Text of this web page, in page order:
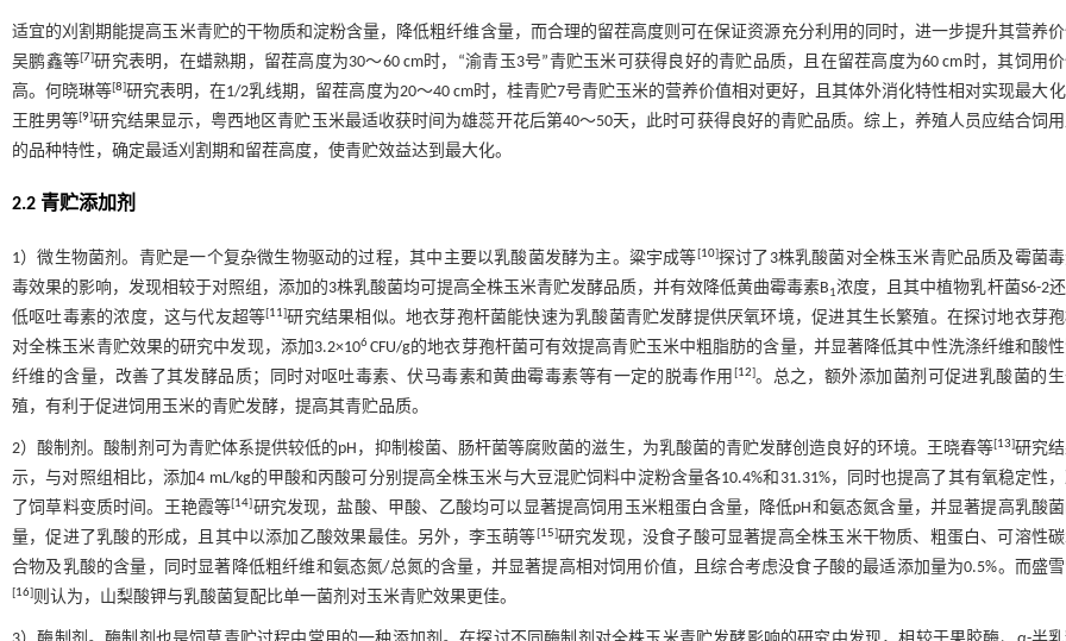
适宜的刈割期能提高玉米青贮的干物质和淀粉含量，降低粗纤维含量，而合理的留茬高度则可在保证资源充分利用的同时，进一步提升其营养价
吴鹏鑫等[7]研究表明，在蜡熟期，留茬高度为30～60 cm时，“渝青玉3号”青贮玉米可获得良好的青贮品质，且在留茬高度为60 cm时，其饲用
高。何晓琳等[8]研究表明，在1/2乳线期，留茬高度为20～40 cm时，桂青贮7号青贮玉米的营养价值相对更好，且其体外消化特性相对实现最大
王胜男等[9]研究结果显示，粤西地区青贮玉米最适收获时间为雄蕊开花后第40～50天，此时可获得良好的青贮品质。综上，养殖人员应结合饲
的品种特性，确定最适刈割期和留茬高度，使青贮效益达到最大化。
2.2 青贮添加剂
1）微生物菌剂。青贮是一个复杂微生物驱动的过程，其中主要以乳酸菌发酵为主。粱宇成等[10]探讨了3株乳酸菌对全株玉米青贮品质及霉菌
毒效果的影响，发现相较于对照组，添加的3株乳酸菌均可提高全株玉米青贮发酵品质，并有效降低黄曲霉毒素B1浓度，且其中植物乳杆菌S6-2
低呕吐毒素的浓度，这与代友超等[11]研究结果相似。地衣芽孢杆菌能快速为乳酸菌青贮发酵提供厌氧环境，促进其生长繁殖。在探讨地衣芽
对全株玉米青贮效果的研究中发现，添加3.2×106CFU/g的地衣芽孢杆菌可有效提高青贮玉米中粗脂肪的含量，并显著降低其中性洗涤纤维和酸
纤维的含量，改善了其发酵品质；同时对呕吐毒素、伏马毒素和黄曲霉毒素等有一定的脱毒作用 [12]。总之，额外添加菌剂可促进乳酸菌的
殖，有利于促进饲用玉米的青贮发酵，提高其青贮品质。
2）酸制剂。酸制剂可为青贮体系提供较低的pH，抑制梭菌、肠杆菌等腐败菌的滋生，为乳酸菌的青贮发酵创造良好的环境。王晓春等[13]研究
示，与对照组相比，添加4 mL/kg的甲酸和丙酸可分别提高全株玉米与大豆混贮饲料中淀粉含量各10.4%和31.31%，同时也提高了其有氧稳定性
了饲草料变质时间。王艳霞等[14]研究发现，盐酸、甲酸、乙酸均可以显著提高饲用玉米粗蛋白含量，降低pH和氨态氮含量，并显著提高乳酸
量，促进了乳酸的形成，且其中以添加乙酸效果最佳。另外，李玉萌等[15]研究发现，没食子酸可显著提高全株玉米干物质、粗蛋白、可溶性
合物及乳酸的含量，同时显著降低粗纤维和氨态氮/总氮的含量，并显著提高相对饲用价值，且综合考虑没食子酸的最适添加量为0.5%。而盛
[16]则认为，山梨酸钾与乳酸菌复配比单一菌剂对玉米青贮效果更佳。